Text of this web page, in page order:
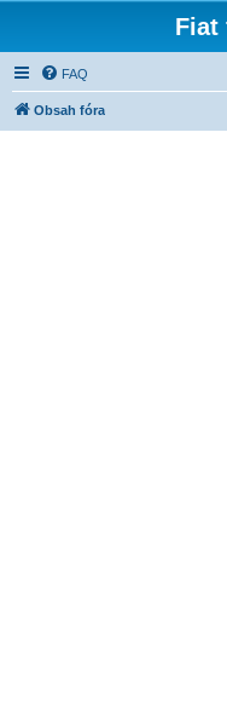
Fiat
FAQ
Obsah fóra